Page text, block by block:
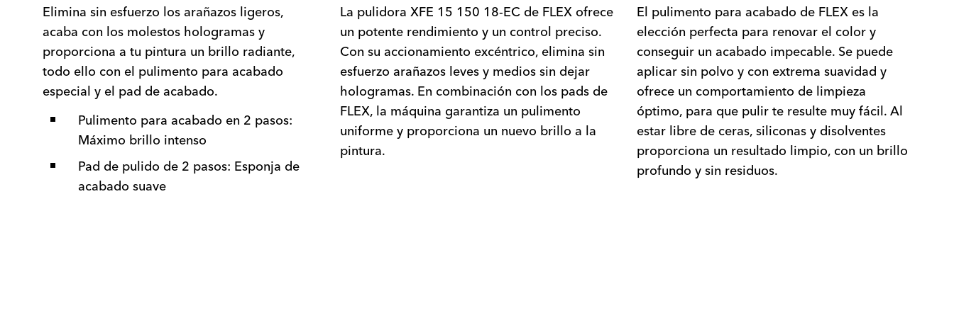
Elimina sin esfuerzo los arañazos ligeros,
acaba con los molestos hologramas y
proporciona a tu pintura un brillo radiante,
todo ello con el pulimento para acabado
especial y el pad de acabado.
Pulimento para acabado en 2 pasos:
Máximo brillo intenso
Pad de pulido de 2 pasos: Esponja de
acabado suave
La pulidora XFE 15 150 18-EC de FLEX ofrece
un potente rendimiento y un control preciso.
Con su accionamiento excéntrico, elimina sin
esfuerzo arañazos leves y medios sin dejar
hologramas. En combinación con los pads de
FLEX, la máquina garantiza un pulimento
uniforme y proporciona un nuevo brillo a la
pintura.
El pulimento para acabado de FLEX es la
elección perfecta para renovar el color y
conseguir un acabado impecable. Se puede
aplicar sin polvo y con extrema suavidad y
ofrece un comportamiento de limpieza
óptimo, para que pulir te resulte muy fácil. Al
estar libre de ceras, siliconas y disolventes
proporciona un resultado limpio, con un brillo
profundo y sin residuos.